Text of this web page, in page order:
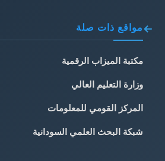
مواقع ذات صلة
مكتبة الميزاب الرقمية
وزارة التعليم العالي
المركز القومي للمعلومات
شبكة البحث العلمي السودانية